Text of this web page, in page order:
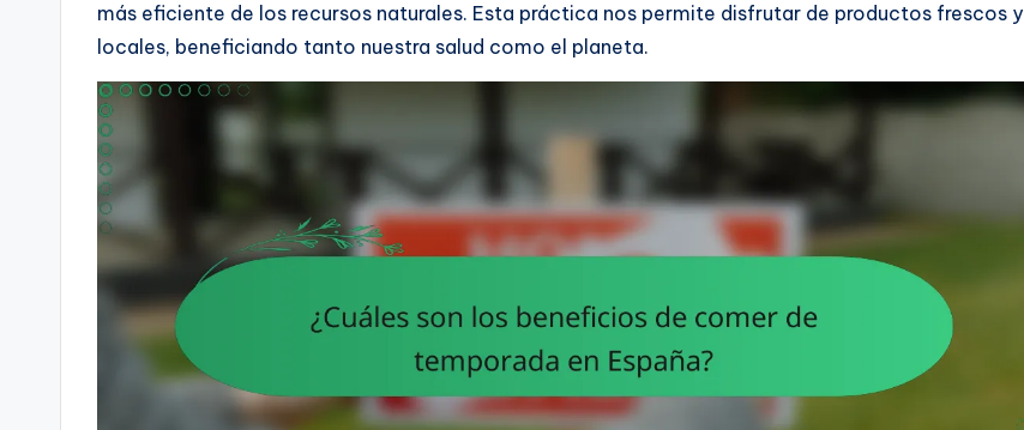
más eficiente de los recursos naturales. Esta práctica nos permite disfrutar de productos frescos y
locales, beneficiando tanto nuestra salud como el planeta.